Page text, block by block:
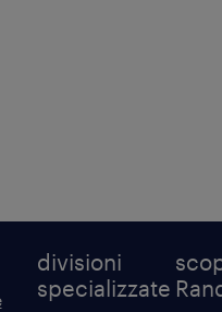
divisioni
specializzate